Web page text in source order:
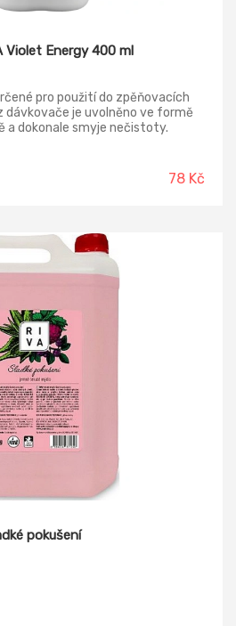
Violet Energy 400 ml
pro použití do zpěňovacích
dávkovače je uvolněno ve formě
a dokonale smyje nečistoty.
78 Kč
pokušení